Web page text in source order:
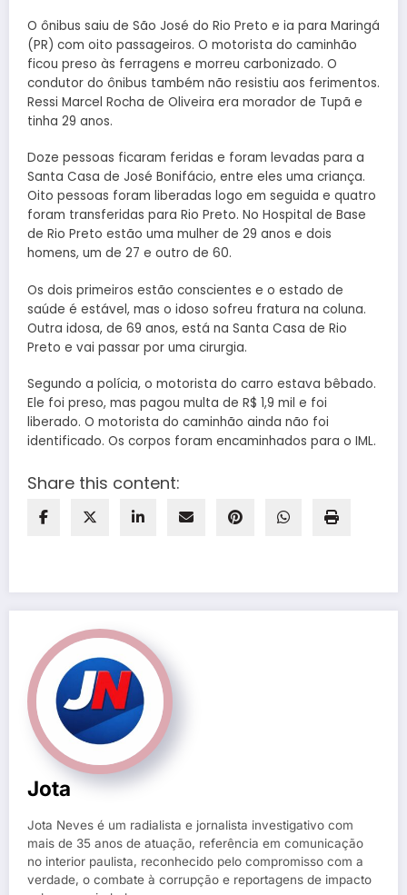
O ônibus saiu de São José do Rio Preto e ia para Maringá
(PR) com oito passageiros. O motorista do caminhão
ficou preso às ferragens e morreu carbonizado. O
condutor do ônibus também não resistiu aos ferimentos.
Ressi Marcel Rocha de Oliveira era morador de Tupã e
tinha 29 anos.
Doze pessoas ficaram feridas e foram levadas para a
Santa Casa de José Bonifácio, entre eles uma criança.
Oito pessoas foram liberadas logo em seguida e quatro
foram transferidas para Rio Preto. No Hospital de Base
de Rio Preto estão uma mulher de 29 anos e dois
homens, um de 27 e outro de 60.
Os dois primeiros estão conscientes e o estado de
saúde é estável, mas o idoso sofreu fratura na coluna.
Outra idosa, de 69 anos, está na Santa Casa de Rio
Preto e vai passar por uma cirurgia.
Segundo a polícia, o motorista do carro estava bêbado.
Ele foi preso, mas pagou multa de R$ 1,9 mil e foi
liberado. O motorista do caminhão ainda não foi
identificado. Os corpos foram encaminhados para o IML.
Share this content:
Jota
Jota Neves é um radialista e jornalista investigativo com
mais de 35 anos de atuação, referência em comunicação
no interior paulista, reconhecido pelo compromisso com a
verdade, o combate à corrupção e reportagens de impacto